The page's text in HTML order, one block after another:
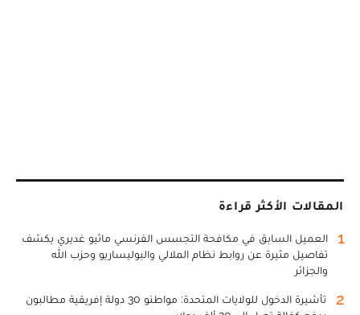
المقالات الأكثر قراءة
1
العميل السابق في مكافحة التجسس الفرنسي ماثيو غديري يكشف
تفاصيل مثيرة عن روابط نظام الملالي والبوليساريو وحزب الله
والجزائر
2
تأشيرة الدخول للولايات المتحدة: مواطنو 30 دولة إفريقية مطالبون